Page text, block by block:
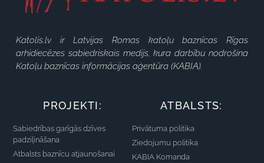
Katolis.lv ir Latvijas Romas katoļu baznīcas Rīgas
arhidiecēzes sabiedriskais medijs, kura darbību nodrošina
Katoļu baznīcas informācijas aģentūra (KABIA).
PROJEKTI:
Sabiedrības garīgās dzīves
padziļināšana
Atbalsts baznīcu atjaunošanai
ATBALSTS:
Privātuma politika
Ziedojumu politika
KABIA Komanda